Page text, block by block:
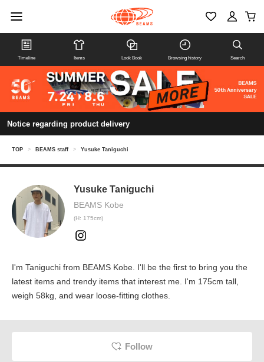
Timeline Items Look Book Browsing history Search
Notice regarding product delivery
TOP > BEAMS staff > Yusuke Taniguchi
Yusuke Taniguchi
BEAMS Kobe
(H: 175cm)
I'm Taniguchi from BEAMS Kobe. I'll be the first to bring you the
latest items and trendy items that interest me. I'm 175cm tall,
weigh 58kg, and wear loose-fitting clothes.
Follow